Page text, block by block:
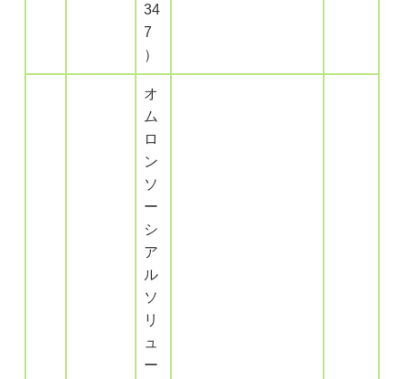
34
7
）
オ
ム
ロ
ン
ソ
ー
シ
ア
ル
ソ
リ
ュ
ー